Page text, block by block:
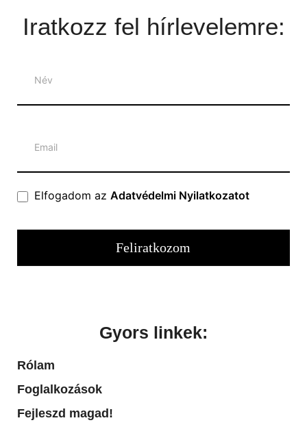
Iratkozz fel hírlevelemre:
Elfogadom az Adatvédelmi Nyilatkozatot
Feliratkozom
Gyors linkek:
Rólam
Foglalkozások
Fejleszd magad!